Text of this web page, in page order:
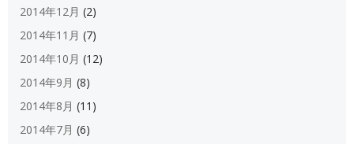
2014年12月 (2)
2014年11月 (7)
2014年10月 (12)
2014年9月 (8)
2014年8月 (11)
2014年7月 (6)